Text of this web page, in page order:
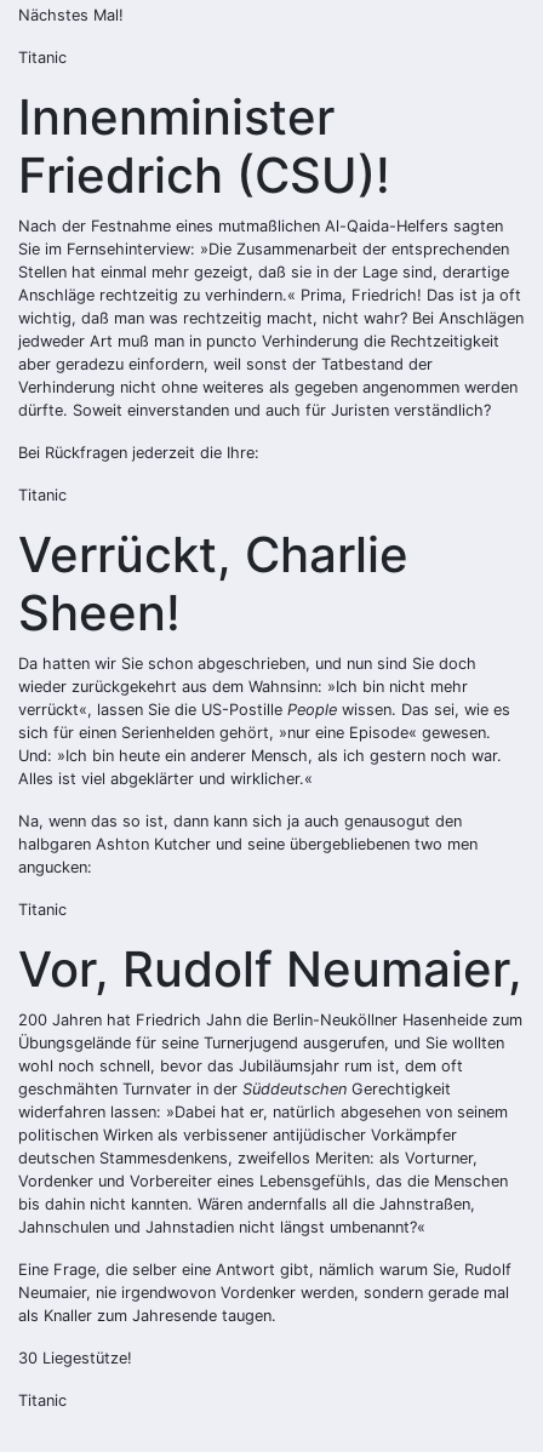
Nächstes Mal!
Titanic
Innenminister
Friedrich (CSU)!
Nach der Festnahme eines mutmaßlichen Al-Qaida-Helfers sagten
Sie im Fernsehinterview: »Die Zusammenarbeit der entsprechenden
Stellen hat einmal mehr gezeigt, daß sie in der Lage sind, derartige
Anschläge rechtzeitig zu verhindern.« Prima, Friedrich! Das ist ja oft
wichtig, daß man was rechtzeitig macht, nicht wahr? Bei Anschlägen
jedweder Art muß man in puncto Verhinderung die Rechtzeitigkeit
aber geradezu einfordern, weil sonst der Tatbestand der
Verhinderung nicht ohne weiteres als gegeben angenommen werden
dürfte. Soweit einverstanden und auch für Juristen verständlich?
Bei Rückfragen jederzeit die Ihre:
Titanic
Verrückt, Charlie
Sheen!
Da hatten wir Sie schon abgeschrieben, und nun sind Sie doch
wieder zurückgekehrt aus dem Wahnsinn: »Ich bin nicht mehr
verrückt«, lassen Sie die US-Postille People wissen. Das sei, wie es
sich für einen Serienhelden gehört, »nur eine Episode« gewesen.
Und: »Ich bin heute ein anderer Mensch, als ich gestern noch war.
Alles ist viel abgeklärter und wirklicher.«
Na, wenn das so ist, dann kann sich ja auch genausogut den
halbgaren Ashton Kutcher und seine übergebliebenen two men
angucken:
Titanic
Vor, Rudolf Neumaier,
200 Jahren hat Friedrich Jahn die Berlin-Neuköllner Hasenheide zum
Übungsgelände für seine Turnerjugend ausgerufen, und Sie wollten
wohl noch schnell, bevor das Jubiläumsjahr rum ist, dem oft
geschmähten Turnvater in der Süddeutschen Gerechtigkeit
widerfahren lassen: »Dabei hat er, natürlich abgesehen von seinem
politischen Wirken als verbissener antijüdischer Vorkämpfer
deutschen Stammesdenkens, zweifellos Meriten: als Vorturner,
Vordenker und Vorbereiter eines Lebensgefühls, das die Menschen
bis dahin nicht kannten. Wären andernfalls all die Jahnstraßen,
Jahnschulen und Jahnstadien nicht längst umbenannt?«
Eine Frage, die selber eine Antwort gibt, nämlich warum Sie, Rudolf
Neumaier, nie irgendwovon Vordenker werden, sondern gerade mal
als Knaller zum Jahresende taugen.
30 Liegestütze!
Titanic